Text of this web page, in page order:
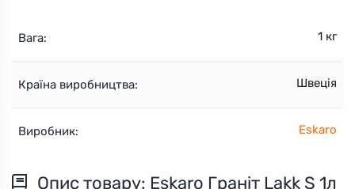
Вага: 1 кг
Країна виробництва: Швеція
Виробник: Eskaro
Опис товару: Eskaro Граніт Lakk S 1л